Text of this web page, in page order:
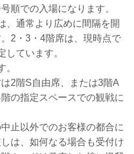
順での入場になります。
、通常より広めに間隔を開
2・3・4階席は、現時点で
しています。
2階S自由席、または3階A
の指定スペースでの観戦に
止以外でのお客様の都合に
は、如何なる場合も受付け